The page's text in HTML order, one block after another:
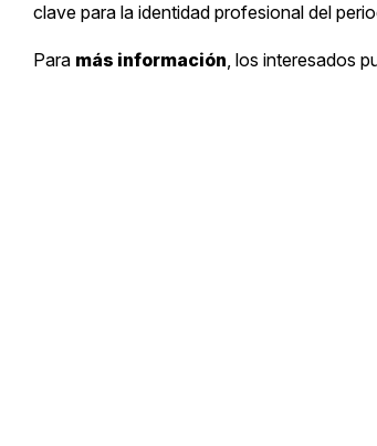
clave para la identidad profesional del
Para más información, los interesados